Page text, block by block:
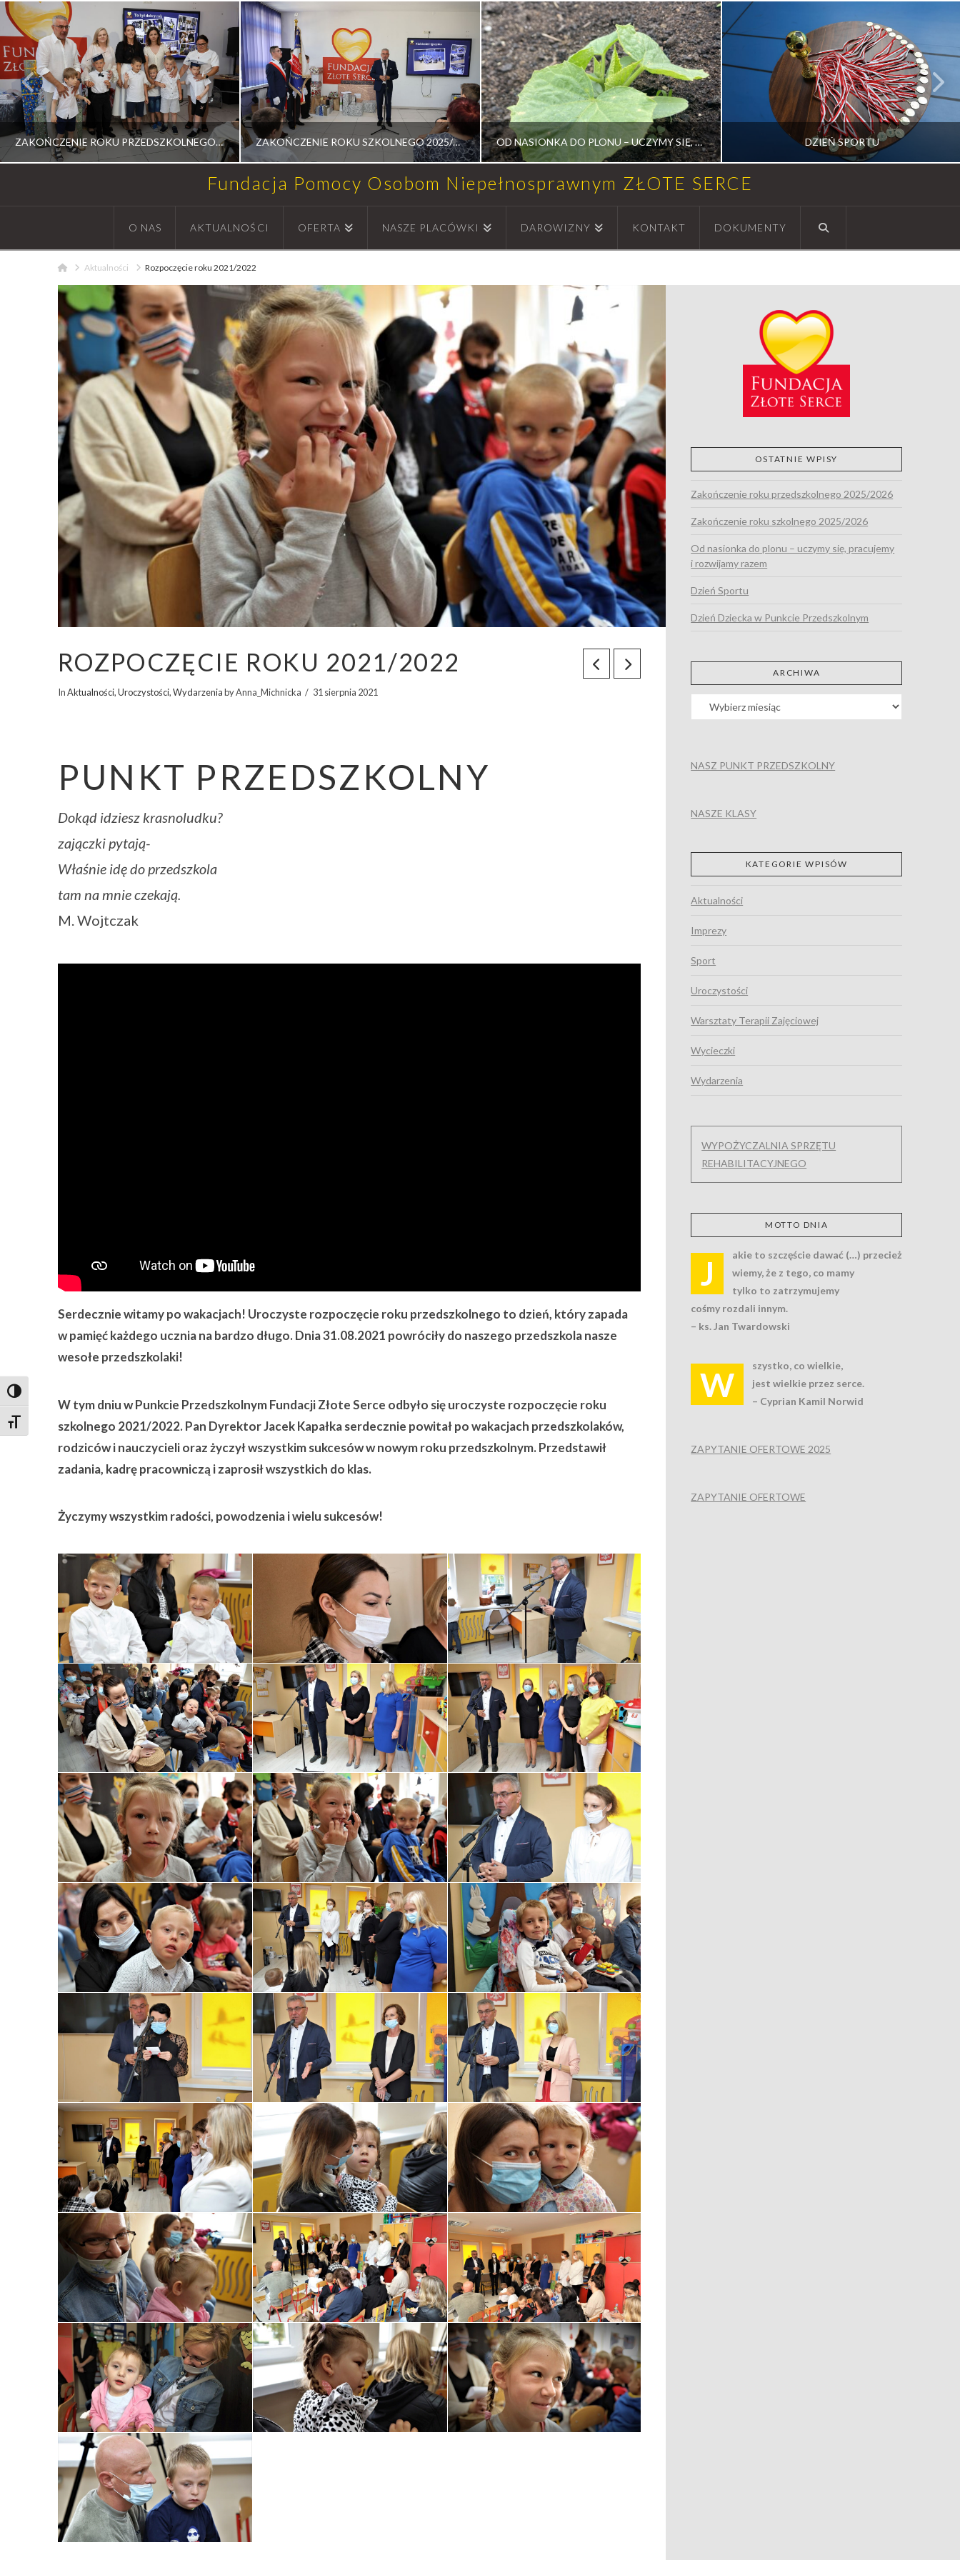
Toggle High Contrast
Toggle Font size
ZAKOŃCZENIE ROKU PRZEDSZKOLNEGO 2025/2026
14 LIPCA, 2026
ZAKOŃCZENIE ROKU SZKOLNEGO 2025/2026 OD NASIONKA DO PLONU – UCZYMY SIĘ, PRACUJEMY I ROZWIJAMY RAZEM DZIEŃ SPORTU
Fundacja Pomocy Osobom Niepełnosprawnym ZŁOTE SERCE
O NAS AKTUALNOŚCI OFERTA NASZE PLACÓWKI DAROWIZNY KONTAKT DOKUMENTY
HomeAktualności Rozpoczęcie roku 2021/2022
ROZPOCZĘCIE ROKU 2021/2022
InAktualności,Uroczystości,Wydarzeniaby Anna_Michnicka 31 sierpnia 2021
PUNKT PRZEDSZKOLNY
Dokąd idziesz krasnoludku?
zajączki pytają-
Właśnie idę do przedszkola
tam na mnie czekają.
M. Wojtczak
Serdecznie witamy po wakacjach! Uroczyste rozpoczęcie roku przedszkolnego to dzień, który zapada
w pamięć każdego ucznia na bardzo długo. Dnia 31.08.2021 powróciły do naszego przedszkola nasze
wesołe przedszkolaki!
W tym dniu w Punkcie Przedszkolnym Fundacji Złote Serce odbyło się uroczyste rozpoczęcie roku
szkolnego 2021/2022. Pan Dyrektor Jacek Kapałka serdecznie powitał po wakacjach przedszkolaków,
rodziców i nauczycieli oraz życzył wszystkim sukcesów w nowym roku przedszkolnym. Przedstawił
zadania, kadrę pracowniczą i zaprosił wszystkich do klas.
Życzymy wszystkim radości, powodzenia i wielu sukcesów!
OSTATNIE WPISY
Zakończenie roku przedszkolnego 2025/2026
Zakończenie roku szkolnego 2025/2026
Od nasionka do plonu – uczymy się, pracujemy
i rozwijamy razem
Dzień Sportu
Dzień Dziecka w Punkcie Przedszkolnym
ARCHIWA
Archiwa
NASZ PUNKT PRZEDSZKOLNY
NASZE KLASY
KATEGORIE WPISÓW
Aktualności
Imprezy
Sport
Uroczystości
Warsztaty Terapii Zajęciowej
Wycieczki
Wydarzenia
WYPOŻYCZALNIA SPRZĘTU
REHABILITACYJNEGO
MOTTO DNIA
J
akie to szczęście dawać (…) przecież
wiemy, że z tego, co mamy
tylko to zatrzymujemy
cośmy rozdali innym.
– ks. Jan Twardowski
W
szystko, co wielkie,
jest wielkie przez serce.
– Cyprian Kamil Norwid
ZAPYTANIE OFERTOWE 2025
ZAPYTANIE OFERTOWE